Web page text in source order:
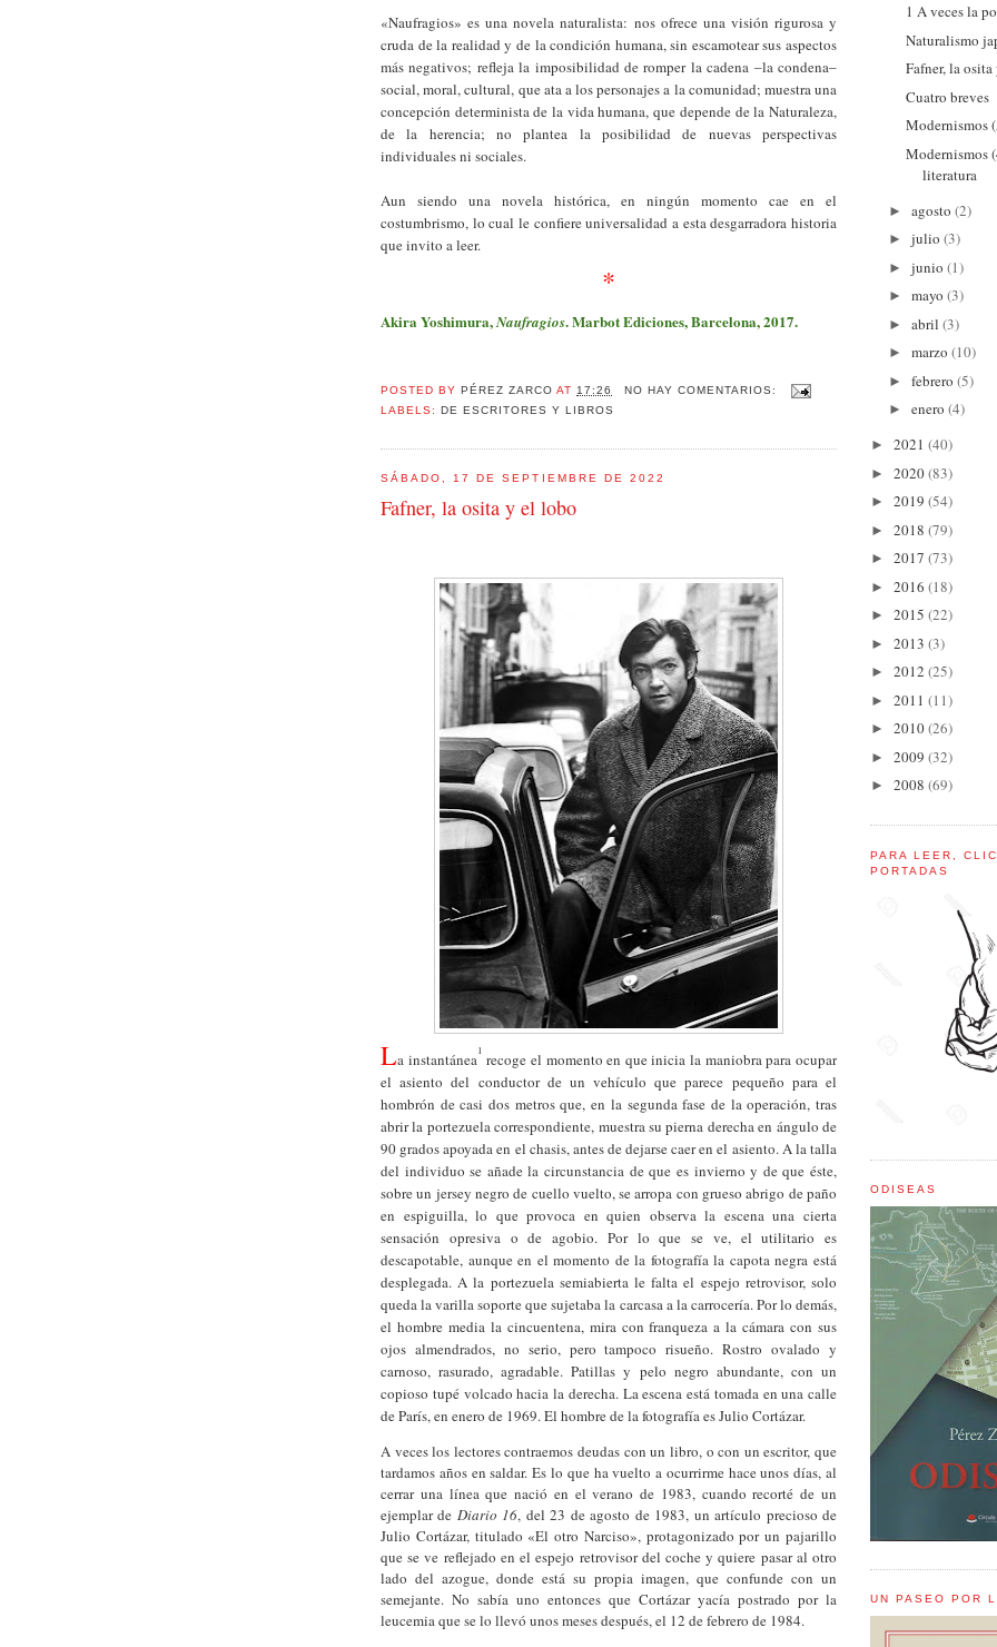
«Naufragios» es una novela naturalista: nos ofrece una visión rigurosa y
cruda de la realidad y de la condición humana, sin escamotear sus aspectos
más negativos; refleja la imposibilidad de romper la cadena ‒la condena‒
social, moral, cultural, que ata a los personajes a la comunidad; muestra una
concepción determinista de la vida humana, que depende de la Naturaleza,
de la herencia; no plantea la posibilidad de nuevas perspectivas
individuales ni sociales.
Aun siendo una novela histórica, en ningún momento cae en el
costumbrismo, lo cual le confiere universalidad a esta desgarradora historia
que invito a leer.
*
Akira Yoshimura,Naufragios. Marbot Ediciones, Barcelona, 2017.
POSTED BYPÉREZ ZARCO AT 17:26
NO HAY COMENTARIOS:
LABELS:DE ESCRITORES Y LIBROS
SÁBADO, 17 DE SEPTIEMBRE DE 2022
Fafner, la osita y el lobo
La instantánea1 recoge el momento en que inicia la maniobra para ocupar
el asiento del conductor de un vehículo que parece pequeño para el
hombrón de casi dos metros que, en la segunda fase de la operación, tras
abrir la portezuela correspondiente, muestra su pierna derecha en ángulo de
90 grados apoyada en el chasis, antes de dejarse caer en el asiento. A la talla
del individuo se añade la circunstancia de que es invierno y de que éste,
sobre un jersey negro de cuello vuelto, se arropa con grueso abrigo de paño
en espiguilla, lo que provoca en quien observa la escena una cierta
sensación opresiva o de agobio. Por lo que se ve, el utilitario es
descapotable, aunque en el momento de la fotografía la capota negra está
desplegada. A la portezuela semiabierta le falta el espejo retrovisor, solo
queda la varilla soporte que sujetaba la carcasa a la carrocería. Por lo demás,
el hombre media la cincuentena, mira con franqueza a la cámara con sus
ojos almendrados, no serio, pero tampoco risueño. Rostro ovalado y
carnoso, rasurado, agradable. Patillas y pelo negro abundante, con un
copioso tupé volcado hacia la derecha. La escena está tomada en una calle
de París, en enero de 1969. El hombre de la fotografía es Julio Cortázar.
A veces los lectores contraemos deudas con un libro, o con un escritor, que
tardamos años en saldar. Es lo que ha vuelto a ocurrirme hace unos días, al
cerrar una línea que nació en el verano de 1983, cuando recorté de un
ejemplar de Diario 16, del 23 de agosto de 1983, un artículo precioso de
Julio Cortázar, titulado «El otro Narciso», protagonizado por un pajarillo
que se ve reflejado en el espejo retrovisor del coche y quiere pasar al otro
lado del azogue, donde está su propia imagen, que confunde con un
semejante. No sabía uno entonces que Cortázar yacía postrado por la
leucemia que se lo llevó unos meses después, el 12 de febrero de 1984.
1 A veces la
Naturalismo
Fafner, la
Cuatro breves
Modernismos
Modernismos
literatura
► agosto (2)
► julio (3)
► junio (1)
► mayo (3)
► abril (3)
► marzo (10)
► febrero (5)
► enero (4)
► 2021 (40)
► 2020(83)
► 2019 (54)
► 2018 (79)
► 2017 (73)
► 2016 (18)
► 2015 (22)
► 2013 (3)
► 2012 (25)
► 2011 (11)
► 2010(26)
► 2009 (32)
► 2008 (69)
PARA LEER,
PORTADAS
ODISEAS
UN PASEO POR